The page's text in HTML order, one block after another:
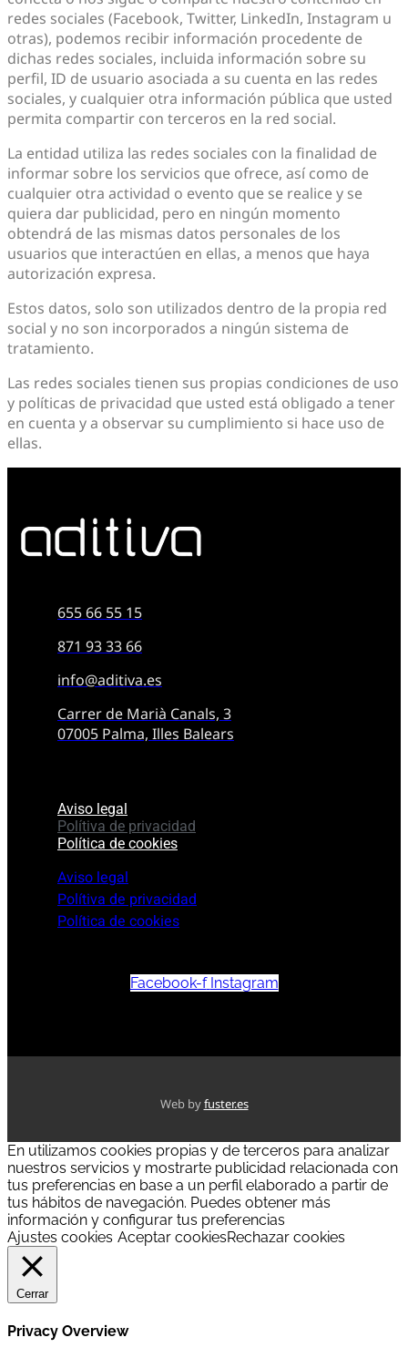
redes sociales (Facebook, Twitter, LinkedIn, Instagram u
otras), podemos recibir información procedente de
dichas redes sociales, incluida información sobre su
perfil, ID de usuario asociada a su cuenta en las redes
sociales, y cualquier otra información pública que usted
permita compartir con terceros en la red social.
La entidad utiliza las redes sociales con la finalidad de
informar sobre los servicios que ofrece, así como de
cualquier otra actividad o evento que se realice y se
quiera dar publicidad, pero en ningún momento
obtendrá de las mismas datos personales de los
usuarios que interactúen en ellas, a menos que haya
autorización expresa.
Estos datos, solo son utilizados dentro de la propia red
social y no son incorporados a ningún sistema de
tratamiento.
Las redes sociales tienen sus propias condiciones de uso
y políticas de privacidad que usted está obligado a tener
en cuenta y a observar su cumplimiento si hace uso de
ellas.
655 66 55 15
871 93 33 66
info@aditiva.es
Carrer de Marià Canals, 3
07005 Palma, Illes Balears
Aviso legal
Polítiva de privacidad
Política de cookies
Aviso legal
Polítiva de privacidad
Política de cookies
Facebook-f Instagram
Web byfuster.es
En utilizamos cookies propias y de terceros para analizar
nuestros servicios y mostrarte publicidad relacionada con
tus preferencias en base a un perfil elaborado a partir de
tus hábitos de navegación. Puedes obtener más
información y configurar tus preferencias
Ajustes cookies Aceptar cookiesRechazar cookies
Cerrar
Privacy Overview